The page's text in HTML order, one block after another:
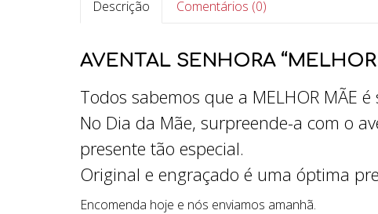
Descrição Comentários (0)
AVENTAL SENHORA
Todos sabemos que a MELHOR MÃE
No Dia da Mãe, surpreende-a com o
presente tão especial.
Original e engraçado é uma óptima
Encomenda hoje e nós enviamos amanhã.